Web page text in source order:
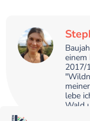
einem
2017/
lebe
Wald